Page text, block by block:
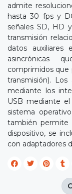
admite
hasta 30 fps y
señales SD, HD
transmisión
datos auxiliares
asincrónicas
comprimidos que
transmisión).
mediante los
USB mediante
sistema
también permite
dispositivo, se
con adaptadores